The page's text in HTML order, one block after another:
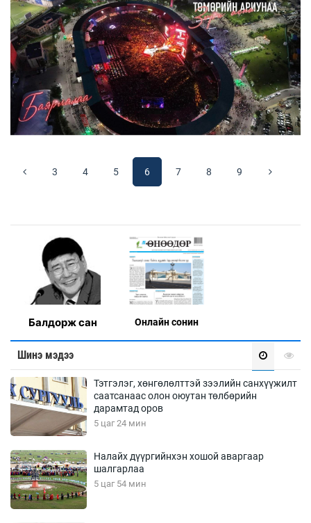
3 4 5 6 7 8 9
Балдорж сан Онлaйн сонин
Шинэ мэдээ
Тэтгэлэг, хөнгөлөлттэй зээлийн санхүүжилт
саатсанаас олон оюутан төлбөрийн
дарамтад оров
5 цаг 24 мин
Налайх дүүргийнхэн хошой аваргаар
шалгарлаа
5 цаг 54 мин